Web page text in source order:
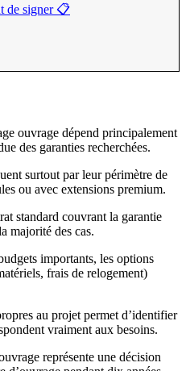
de signer 📋
ouvrage dépend principalement
des garanties recherchées.
surtout par leur périmètre de
ou avec extensions premium.
standard couvrant la garantie
majorité des cas.
importants, les options
frais de relogement)
au projet permet d’identifier
vraiment aux besoins.
représente une décision